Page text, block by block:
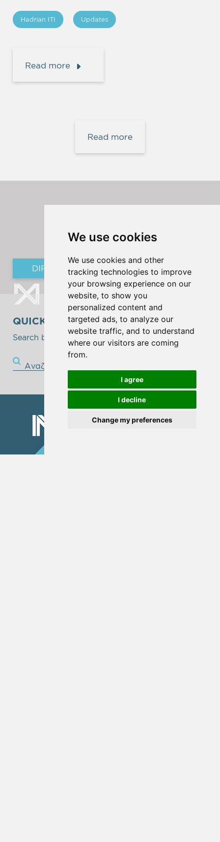
We use cookies
We use cookies and other
tracking technologies to improve
your browsing experience on our
website, to show you
personalized content and
targeted ads, to analyze our
website traffic, and to understand
where our visitors are coming
from.
I agree
I decline
Change my preferences
Hadrian ITI Updates
Read more
Read more
DIRECTING TO NEWSLETTER FORM
QUICK SEARCH
Search below!
Αναζήτηση